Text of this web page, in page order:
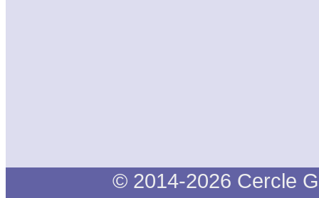
© 2014-2026 Cercle